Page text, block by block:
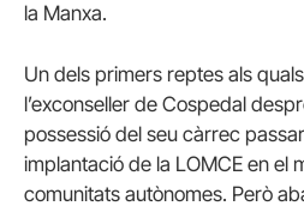
la Manxa.
Un dels primers reptes als
l’exconseller de Cospedal
possessió del seu càrrec
implantació de la LOMCE en el
comunitats autònomes. Però